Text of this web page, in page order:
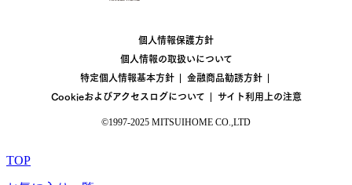
個人情報保護方針
個人情報の取扱いについて
特定個人情報基本方針
金融商品勧誘方針
Cookieおよびアクセスログについて
サイト利用上の注意
©1997-2025 MITSUIHOME CO.,LTD
TOP